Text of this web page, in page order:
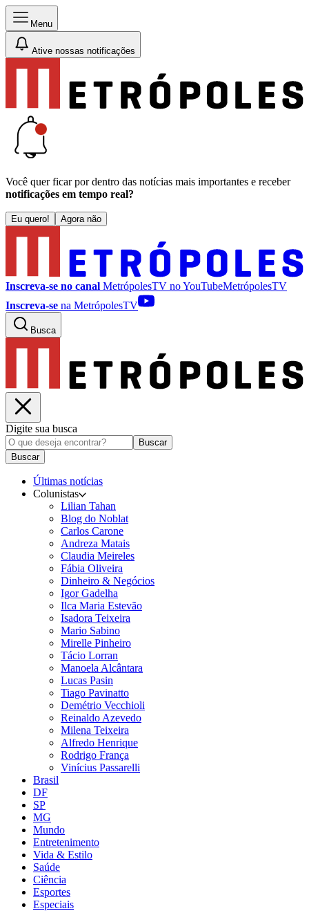
Menu
Ative nossas notificações
Você quer ficar por dentro das notícias mais importantes e receber
notificações em tempo real?
Eu quero! Agora não
Inscreva-se no canal MetrópolesTV noYouTubeMetrópolesTV
Inscreva-se na MetrópolesTV
Busca
Digite sua busca
Buscar
Buscar
Últimas notícias
Colunistas
Lilian Tahan
Blog do Noblat
Carlos Carone
Andreza Matais
Claudia Meireles
Fábia Oliveira
Dinheiro & Negócios
Igor Gadelha
Ilca Maria Estevão
Isadora Teixeira
Mario Sabino
Mirelle Pinheiro
Tácio Lorran
Manoela Alcântara
Lucas Pasin
Tiago Pavinatto
Demétrio Vecchioli
Reinaldo Azevedo
Milena Teixeira
Alfredo Henrique
Rodrigo França
Vinícius Passarelli
Brasil
DF
SP
MG
Mundo
Entretenimento
Vida & Estilo
Saúde
Ciência
Esportes
Especiais